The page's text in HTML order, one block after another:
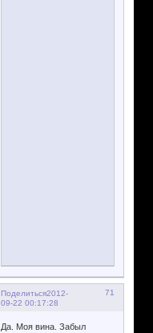
Поделиться 71
2012-
09-22 00:17:28
Да. Моя вина. Забыл